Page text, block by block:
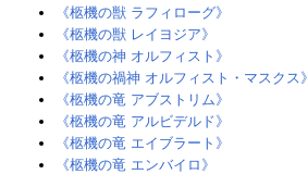
《柩機の獣 ラフィローグ》
《柩機の獣 レイヨジア》‎
《柩機の神 オルフィスト》
《柩機の禍神 オルフィスト・マスクス》‎
《柩機の竜 アブストリム》‎
《柩機の竜 アルビデルド》
《柩機の竜 エイブラート》
《柩機の竜 エンバイロ》